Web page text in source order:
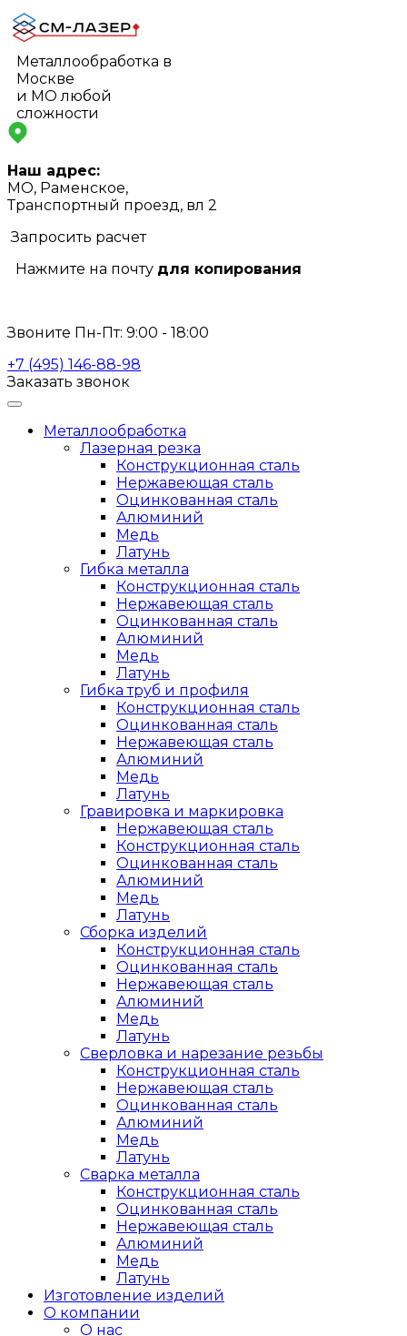
Металлообработка в
Москве
и МО любой
сложности
Наш адрес:
МО, Раменское,
Транспортный проезд, вл 2
Запросить расчет
Нажмите на почту для копирования
Звоните Пн-Пт: 9:00 - 18:00
+7 (495) 146-88-98
Заказать звонок
Металлообработка
Лазерная резка
Конструкционная сталь
Нержавеющая сталь
Оцинкованная сталь
Алюминий
Медь
Латунь
Гибка металла
Конструкционная сталь
Нержавеющая сталь
Оцинкованная сталь
Алюминий
Медь
Латунь
Гибка труб и профиля
Конструкционная сталь
Оцинкованная сталь
Нержавеющая сталь
Алюминий
Медь
Латунь
Гравировка и маркировка
Нержавеющая сталь
Конструкционная сталь
Оцинкованная сталь
Алюминий
Медь
Латунь
Сборка изделий
Конструкционная сталь
Оцинкованная сталь
Нержавеющая сталь
Алюминий
Медь
Латунь
Сверловка и нарезание резьбы
Конструкционная сталь
Нержавеющая сталь
Оцинкованная сталь
Алюминий
Медь
Латунь
Сварка металла
Конструкционная сталь
Оцинкованная сталь
Нержавеющая сталь
Алюминий
Медь
Латунь
Изготовление изделий
О компании
О нас